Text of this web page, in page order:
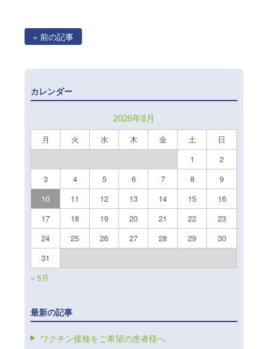
« 前の記事
カレンダー
2026年8月
月 火 水 木 金 土 日
« 5月
1
2
3
4 5 6 7 8
9
10
11 12 13 14 15
16
17
18 19 20 21 22
23
24
25 26 27 28 29
30
31
最新の記事
ワクチン接種をご希望の患者様へ